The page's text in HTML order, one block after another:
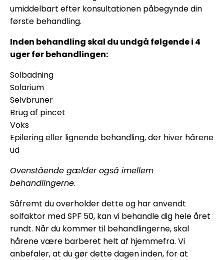
umiddelbart efter konsultationen påbegynde din
første behandling.
Inden behandling skal du undgå følgende i 4
uger før behandlingen:
Solbadning
Solarium
Selvbruner
Brug af pincet
Voks
Epilering eller lignende behandling, der hiver hårene
ud
Ovenstående gælder også imellem
behandlingerne.
Såfremt du overholder dette og har anvendt
solfaktor med SPF 50, kan vi behandle dig hele året
rundt. Når du kommer til behandlingerne, skal
hårene være barberet helt af hjemmefra. Vi
anbefaler, at du gør dette dagen inden, for at